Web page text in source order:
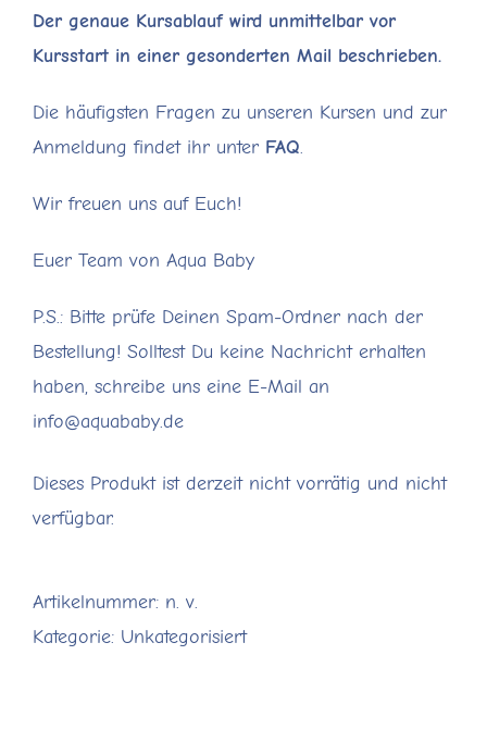
Der genaue Kursablauf wird unmittelbar vor
Kursstart in einer gesonderten Mail beschrieben.
Die häufigsten Fragen zu unseren Kursen und zur
Anmeldung findet ihr unter FAQ.
Wir freuen uns auf Euch!
Euer Team von Aqua Baby
P.S.: Bitte prüfe Deinen Spam-Ordner nach der
Bestellung! Solltest Du keine Nachricht erhalten
haben, schreibe uns eine E-Mail an
info@aquababy.de
Dieses Produkt ist derzeit nicht vorrätig und nicht
verfügbar.
Artikelnummer: n. v.
Kategorie: Unkategorisiert